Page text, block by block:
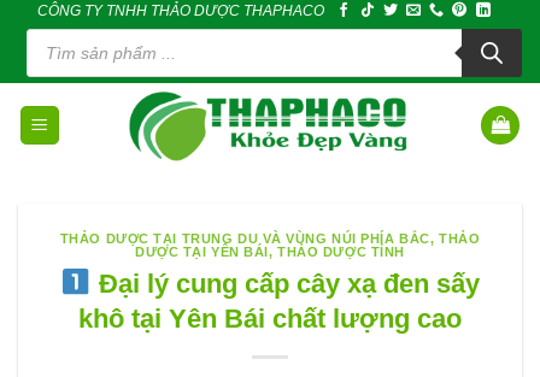
content
CÔNG TY TNHH THẢO DƯỢC THAPHACO
Tìm
kiếm
phẩm
THẢO DƯỢC TẠI TRUNG DU VÀ VÙNG NÚI PHÍA BẮC, THẢO
DƯỢC TẠI YÊN BÁI ,THẢO DƯỢC TỈNH
Đại lý cung cấp cây xạ đen sấy
khô tại Yên Bái chất lượng cao